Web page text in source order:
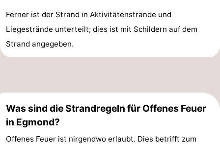
Ferner ist der Strand in Aktivitätenstrände und
Liegestrände unterteilt; dies ist mit Schildern auf dem
Strand angegeben.
Was sind die Strandregeln für Offenes Feuer
in Egmond?
Offenes Feuer ist nirgendwo erlaubt. Dies betrifft zum